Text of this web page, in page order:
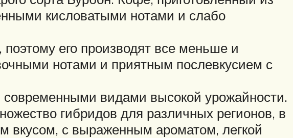
кисловатыми нотами и слабо
его производят все меньше и
нотами и приятным послевкусием с
современными видами высокой урожайности.
гибридов для различных регионов, в
вкусом, с выраженным ароматом, легкой